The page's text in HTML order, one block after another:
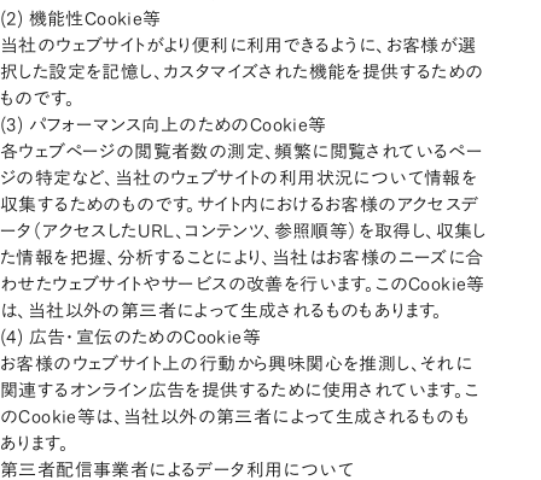
(2) 機能性Cookie等
当社のウェブサイトがより便利に利用できるように、お客様が選
択した設定を記憶し、カスタマイズされた機能を提供するための
ものです。
(3) パフォーマンス向上のためのCookie等
各ウェブページの閲覧者数の測定、頻繁に閲覧されているペー
ジの特定など、当社のウェブサイトの利用状況について情報を
収集するためのものです。サイト内におけるお客様のアクセスデ
ータ（アクセスしたURL、コンテンツ、参照順等）を取得し、収集し
た情報を把握、分析することにより、当社はお客様のニーズに合
わせたウェブサイトやサービスの改善を行います。このCookie等
は、当社以外の第三者によって生成されるものもあります。
(4) 広告・宣伝のためのCookie等
お客様のウェブサイト上の行動から興味関心を推測し、それに
関連するオンライン広告を提供するために使用されています。こ
のCookie等は、当社以外の第三者によって生成されるものも
あります。
第三者配信事業者によるデータ利用について